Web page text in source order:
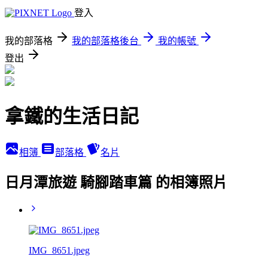
登入
我的部落格 我的部落格後台
我的帳號
登出
拿鐵的生活日記
相簿 部落格 名片
日月潭旅遊 騎腳踏車篇 的相簿照片
IMG_8651.jpeg